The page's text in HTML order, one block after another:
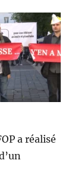
a réalisé